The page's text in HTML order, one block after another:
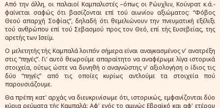
Από την άλλη, οι παλαιοί Καμπαλιστές –όπως οι Ρώυχλιν, Κούνρατ κ.ά.-
φαίνεται σαφώς ότι βασίζονται επί τού αιωνίου αξιώματος: “Φόβος
Θεού απαρχή Σοφίας”, δηλαδή ότι θεμελιώνουν την πνευματική εξέλιξι
τού ανθρώπου επί τού Σεβασμού προς τον Θεό, επί τής Ευσεβείας, της
αρετής των Ισείμ.
Ο μελετητής τής Καμπαλά λοιπόν σήμερα είναι αναγκασμένος ν' ανατρέξη
στις “πηγές”. Γι' αυτό θεωρούμε απαραίτητο να αναφέρωμε λίγα ιστορικά
στοιχεία, ούτως ώστε να δυνηθή ο αναγνώστης ν' αξιολογήση ο ίδιος τις
δύο “πηγές” από τις οποίες κυρίως αντλούμε τα στοιχεία πού
παρουσιάζουμε.
Θα πρέπη κατ' αρχάς να διευκρινίσωμε ότι, ιστορικώς, εμφανίζονται δύο
κύρια ρεύματα τής Καμπαλά: Aφ' ενός το αμιγώς Εβραϊκό και αφ' ετέρου